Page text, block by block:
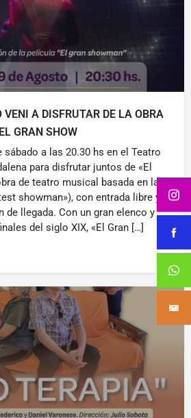
VENI A DISFRUTAR DE LA OBRA
EL GRAN SHOW
sábado a las 20.30 hs en el Teatro
para disfrutar juntos de «El
de teatro musical basada en la
showman»), con entrada libre y
de llegada. Con un gran elenco y
del siglo XIX, «El Gran […]